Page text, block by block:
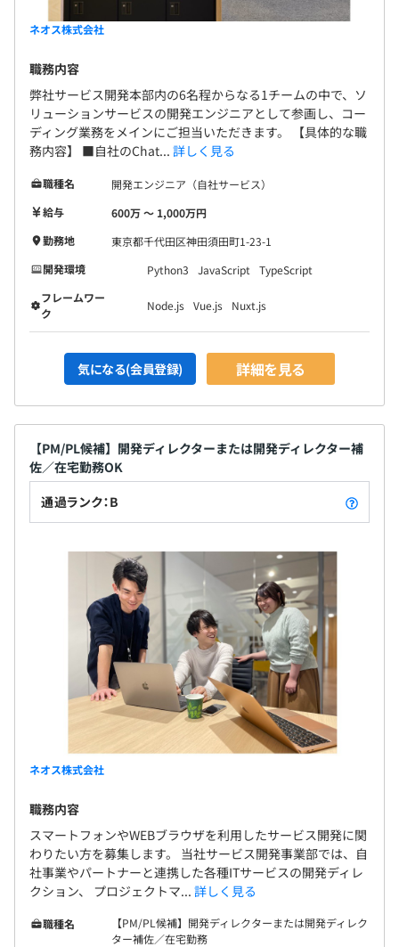
ネオス株式会社
職務内容
弊社サービス開発本部内の6名程からなる1チームの中で、ソ
リューションサービスの開発エンジニアとして参画し、コー
ディング業務をメインにご担当いただきます。 【具体的な職
務内容】 ■自社のChat... 詳しく見る
職種名
開発エンジニア（自社サービス）
給与
600万 〜 1,000万円
勤務地
東京都千代田区神田須田町1-23-1
開発環境
Python3 JavaScript
TypeScript
フレームワー
ク
Node.js Vue.js Nuxt.js
気になる(会員登録) 詳細を見る
【PM/PL候補】開発ディレクターまたは開発ディレクター補
佐／在宅勤務OK
通過ランク：B
ネオス株式会社
職務内容
スマートフォンやWEBブラウザを利用したサービス開発に関
わりたい方を募集します。 当社サービス開発事業部では、自
社事業やパートナーと連携した各種ITサービスの開発ディレ
クション、 プロジェクトマ... 詳しく見る
職種名
【PM/PL候補】開発ディレクターまたは開発ディレク
ター補佐／在宅勤務